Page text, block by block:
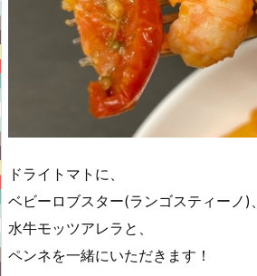
ドライトマトに、
ベビーロブスター(ランゴスティーノ)、
水牛モッツアレラと、
ペンネを一緒にいただきます！